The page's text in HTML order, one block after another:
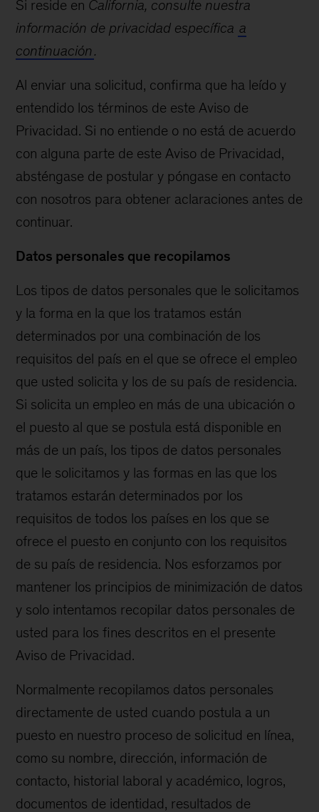
Si reside en California, consulte nuestra
información de privacidad específica a
continuación .
Al enviar una solicitud, confirma que ha leído y
entendido los términos de este Aviso de
Privacidad. Si no entiende o no está de acuerdo
con alguna parte de este Aviso de Privacidad,
absténgase de postular y póngase en contacto
con nosotros para obtener aclaraciones antes de
continuar.
Datos personales que recopilamos
Los tipos de datos personales que le solicitamos
y la forma en la que los tratamos están
determinados por una combinación de los
requisitos del país en el que se ofrece el empleo
que usted solicita y los de su país de residencia.
Si solicita un empleo en más de una ubicación o
el puesto al que se postula está disponible en
más de un país, los tipos de datos personales
que le solicitamos y las formas en las que los
tratamos estarán determinados por los
requisitos de todos los países en los que se
ofrece el puesto en conjunto con los requisitos
de su país de residencia. Nos esforzamos por
mantener los principios de minimización de datos
y solo intentamos recopilar datos personales de
usted para los fines descritos en el presente
Aviso de Privacidad.
Normalmente recopilamos datos personales
directamente de usted cuando postula a un
puesto en nuestro proceso de solicitud en línea,
como su nombre, dirección, información de
contacto, historial laboral y académico, logros,
documentos de identidad, resultados de